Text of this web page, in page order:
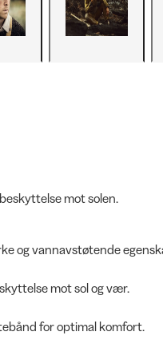
mot solen.
og vannavstøtende
mot sol og vær.
for optimal komfort.